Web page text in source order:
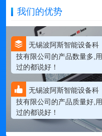
我们的优势
无锡波阿斯智能设备科
技有限公司的产品数量多,用
过的都说好！
无锡波阿斯智能设备科
技有限公司的产品质量好,用
过的都说好！